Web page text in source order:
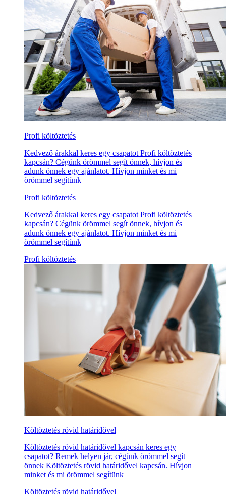
Profi költöztetés
Kedvező árakkal keres egy csapatot Profi költöztetés
kapcsán? Cégünk örömmel segít önnek, hívjon és
adunk önnek egy ajánlatot. Hívjon minket és mi
örömmel segítünk
Profi költöztetés
Kedvező árakkal keres egy csapatot Profi költöztetés
kapcsán? Cégünk örömmel segít önnek, hívjon és
adunk önnek egy ajánlatot. Hívjon minket és mi
örömmel segítünk
Profi költöztetés
Költöztetés rövid határidővel
Költöztetés rövid határidővel kapcsán keres egy
csapatot? Remek helyen jár, cégünk örömmel segít
önnek Költöztetés rövid határidővel kapcsán. Hívjon
minket és mi örömmel segítünk
Költöztetés rövid határidővel